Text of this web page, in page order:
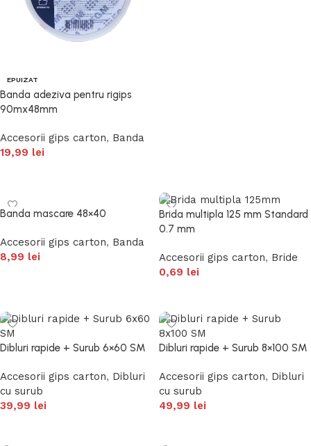
EPUIZAT
Banda adeziva pentru rigips
90mx48mm
Accesorii gips carton, Banda
19,99 lei
Banda mascare 48×40
Accesorii gips carton, Banda
8,99 lei
Brida multipla 125 mm Standard
0.7 mm
Accesorii gips carton, Bride
0,69 lei
Dibluri rapide + Surub 6×60 SM
Accesorii gips carton, Dibluri
cu surub
39,99 lei
Dibluri rapide + Surub 8×100 SM
Accesorii gips carton, Dibluri
cu surub
49,99 lei